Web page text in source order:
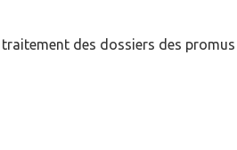
des dossiers des